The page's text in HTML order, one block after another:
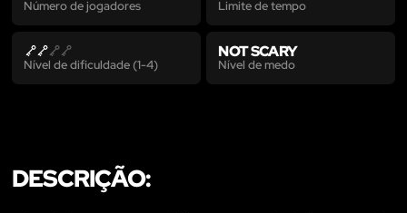
Número de jogadores Limite de tempo
Nível de dificuldade (1-4)
NOT SCARY
Nível de medo
DESCRIÇÃO: